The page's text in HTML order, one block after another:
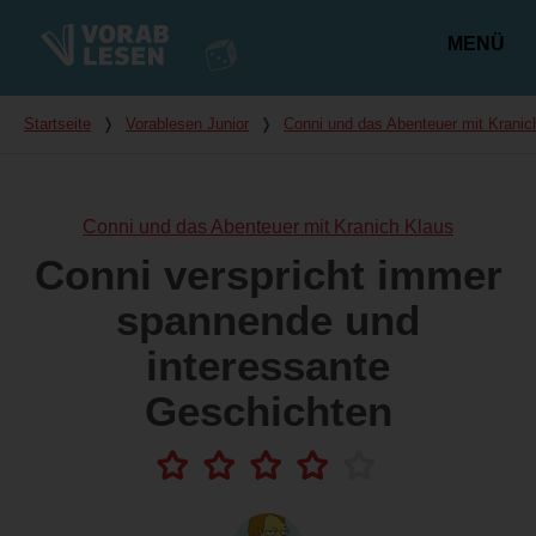
MENÜ
Du bist hier
Startseite ❭ Vorablesen Junior ❭ Conni und das Abenteuer mit
Conni und das Abenteuer mit Kranich Klaus
Conni verspricht immer
spannende und
interessante
Geschichten